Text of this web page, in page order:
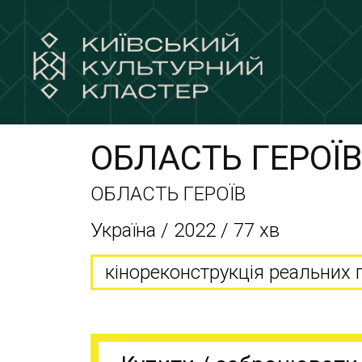
ОБЛАСТЬ ГЕРОЇВ
ОБЛАСТЬ ГЕРОЇВ
Україна / 2022 / 77 хв
кінореконструкція реальних